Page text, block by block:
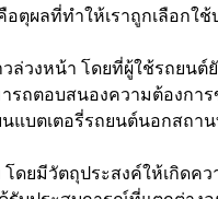
ลที่ทำให้เราถูกเลือกใช้
วงหน้า โดยที่ผู้ใช้รถยนต์
รถตอบสนองความต้องกา
นแบตเตอรี่รถยนต์นอกสถา
ดยมีวัตถุประสงค์ให้เกิด